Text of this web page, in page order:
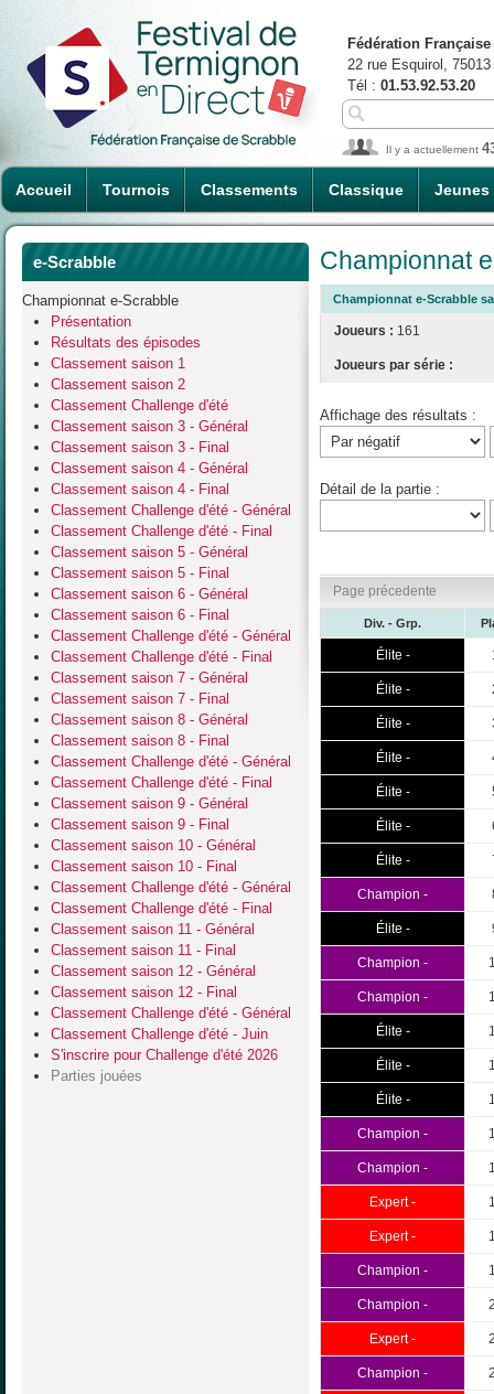
Accueil Tournois Classements Classique Jeunes
Fédération
22 rue Esquirol,
Tél : 01.53.92.53.20
Il y a actuellement
e-Scrabble
Championnat e-Scrabble
Présentation
Résultats des épisodes
Classement saison 1
Classement saison 2
Classement Challenge d'été
Classement saison 3 - Général
Classement saison 3 - Final
Classement saison 4 - Général
Classement saison 4 - Final
Classement Challenge d'été - Général
Classement Challenge d'été - Final
Classement saison 5 - Général
Classement saison 5 - Final
Classement saison 6 - Général
Classement saison 6 - Final
Classement Challenge d'été - Général
Classement Challenge d'été - Final
Classement saison 7 - Général
Classement saison 7 - Final
Classement saison 8 - Général
Classement saison 8 - Final
Classement Challenge d'été - Général
Classement Challenge d'été - Final
Classement saison 9 - Général
Classement saison 9 - Final
Classement saison 10 - Général
Classement saison 10 - Final
Classement Challenge d'été - Général
Classement Challenge d'été - Final
Classement saison 11 - Général
Classement saison 11 - Final
Classement saison 12 - Général
Classement saison 12 - Final
Classement Challenge d'été - Général
Classement Challenge d'été - Juin
S'inscrire pour Challenge d'été 2026
Parties jouées
Championnat
Championnat e-Scrabble
Joueurs : 161
Joueurs par série :
Affichage des résultats :
Détail de la partie :
Page précedente
Div. - Grp.
Élite -
Élite -
Élite -
Élite -
Élite -
Élite -
Élite -
Champion -
Élite -
Champion -
Champion -
Élite -
Élite -
Élite -
Champion -
Champion -
Expert -
Expert -
Champion -
Champion -
Expert -
Champion -